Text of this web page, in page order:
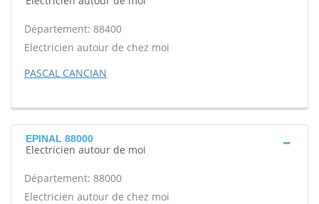
Département: 88400
Electricien autour de chez moi
PASCAL CANCIAN
EPINAL 88000
Electricien autour de moi
Département: 88000
Electricien autour de chez moi